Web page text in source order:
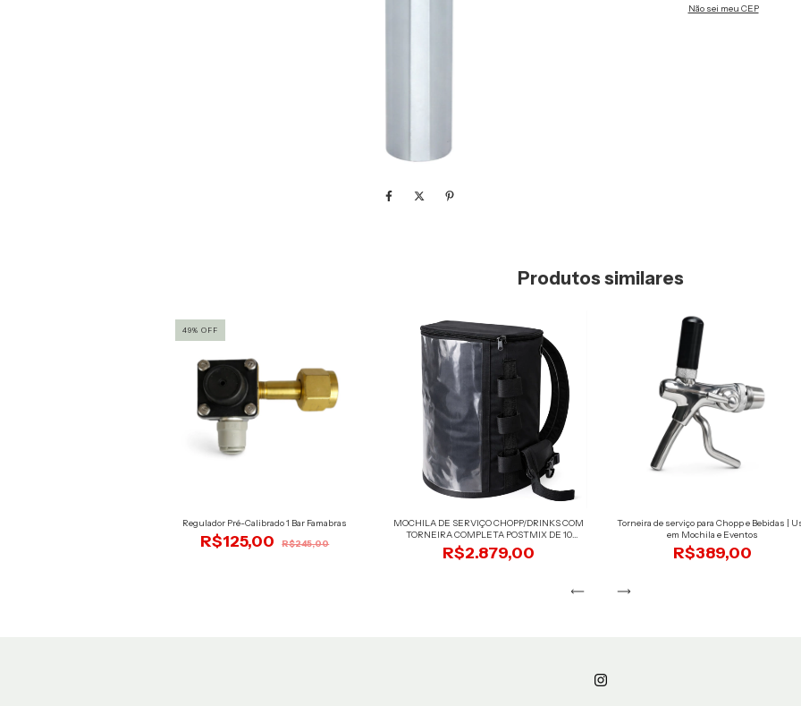
Não sei meu CEP
Produtos similares
49% OFF
Regulador Pré-Calibrado 1 Bar Famabras
R$125,00 R$245,00
MOCHILA DE SERVIÇO CHOPP/DRINKS COM
TORNEIRA COMPLETA POSTMIX DE 10
LITROS
R$2.879,00
Torneira de serviço para Chopp e Bebidas |
em Mochila e Eventos
R$389,00